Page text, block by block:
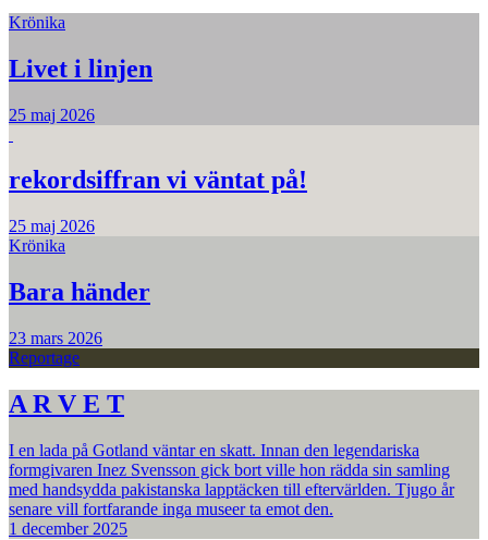
Krönika
Livet i linjen
25 maj 2026
rekordsiffran vi väntat på!
25 maj 2026
Krönika
Bara händer
23 mars 2026
Reportage
A R V E T
I en lada på Gotland väntar en skatt. Innan den legendariska
formgivaren Inez Svensson gick bort ville hon rädda sin samling
med handsydda pakistanska lapptäcken till eftervärlden. Tjugo år
senare vill fortfarande inga museer ta emot den.
1 december 2025